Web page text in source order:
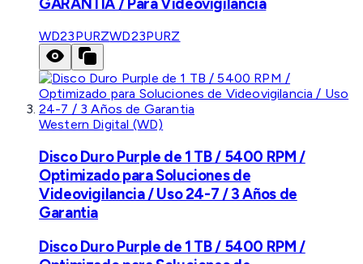
GARANTÍA / Para Videovigilancia
WD23PURZWD23PURZ
Western Digital (WD)
Disco Duro Purple de 1 TB / 5400 RPM /
Optimizado para Soluciones de
Videovigilancia / Uso 24-7 / 3 Años de
Garantia
Disco Duro Purple de 1 TB / 5400 RPM /